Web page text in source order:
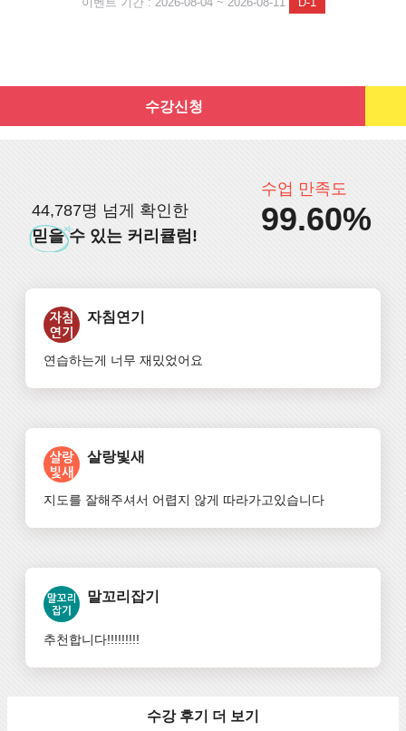
수강신청
44,787명 넘게 확인한
믿을수 있는 커리큘럼!
수업 만족도
99.60%
자침연기
연습하는게 너무 재밌었어요
살랑빛새
지도를 잘해주셔서 어렵지 않게 따라가고있습니다
말꼬리잡기
추천합니다!!!!!!!!!
수강 후기 더 보기